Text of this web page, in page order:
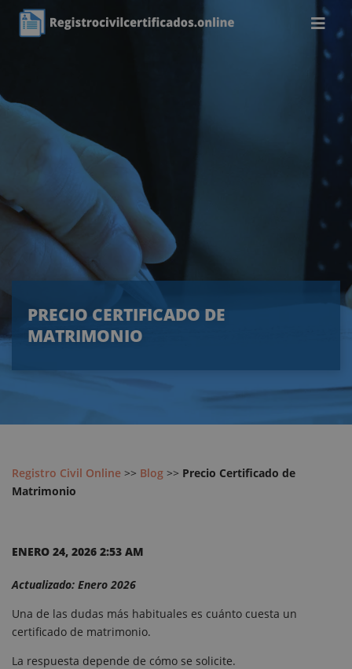
PRECIO CERTIFICADO DE
MATRIMONIO
Registro Civil Online >> Blog >> Precio Certificado de
Matrimonio
ENERO 24, 2026 2:53 AM
Actualizado: Enero 2026
Una de las dudas más habituales es cuánto cuesta un
certificado de matrimonio.
La respuesta depende de cómo se solicite.